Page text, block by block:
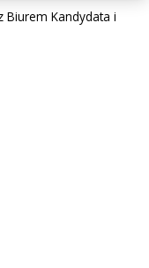
Kandydata i